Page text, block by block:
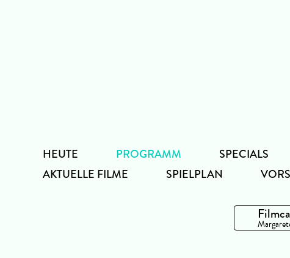
HEUTE
PROGRAMM
AKTUELLE FILME
SPIELPLAN
SPECIALS